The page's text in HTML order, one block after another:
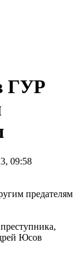
ГУР
09:58
Юсов